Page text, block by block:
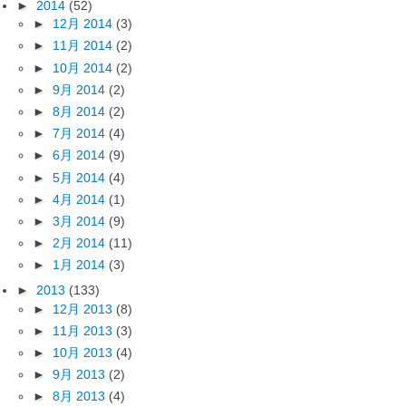
► 2014 (52)
► 12月 2014 (3)
► 11月 2014 (2)
► 10月 2014 (2)
► 9月 2014 (2)
► 8月 2014 (2)
► 7月 2014 (4)
► 6月 2014 (9)
► 5月 2014 (4)
► 4月 2014 (1)
► 3月 2014 (9)
► 2月 2014 (11)
► 1月 2014 (3)
► 2013 (133)
► 12月 2013 (8)
► 11月 2013 (3)
► 10月 2013 (4)
► 9月 2013 (2)
► 8月 2013 (4)